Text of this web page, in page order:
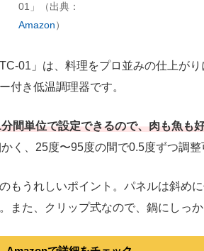
01」（出典：
Amazon）
01」は、料理をプロ並みの仕上が
ー付き低温調理器です。
間単位で設定できるので、肉も魚も
く、25度〜95度の間で0.5度ずつ調整
もうれしいポイント。パネルは斜め
また、クリップ式なので、鍋にしっか